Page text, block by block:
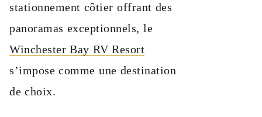
stationnement côtier offrant des
panoramas exceptionnels, le
Winchester Bay RV Resort
s’impose comme une destination
de choix.